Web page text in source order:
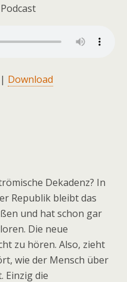
| Download
Dekadenz? In
Republik bleibt das
und hat schon gar
Die neue
zu hören. Also, zieht
wie der Mensch über
Einzig die